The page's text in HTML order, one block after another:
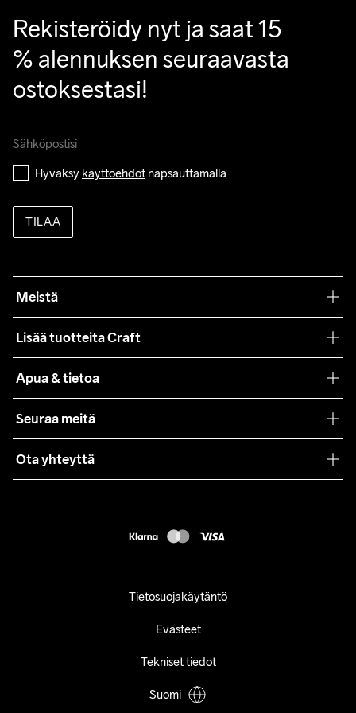
Rekisteröidy nyt ja saat 15
% alennuksen seuraavasta
ostoksestasi!
Hyväksy käyttöehdot napsauttamalla
TILAA
Meistä
Lisää tuotteita Craft
Yhteistyöt
Lehdistö
Apua & tietoa
Käyttöehdot
Asiakaspalvelu
Seuraa meitä
Ota yhteyttä
Tietosuojakäytäntö
Evästeet
Tekniset tiedot
Suomi